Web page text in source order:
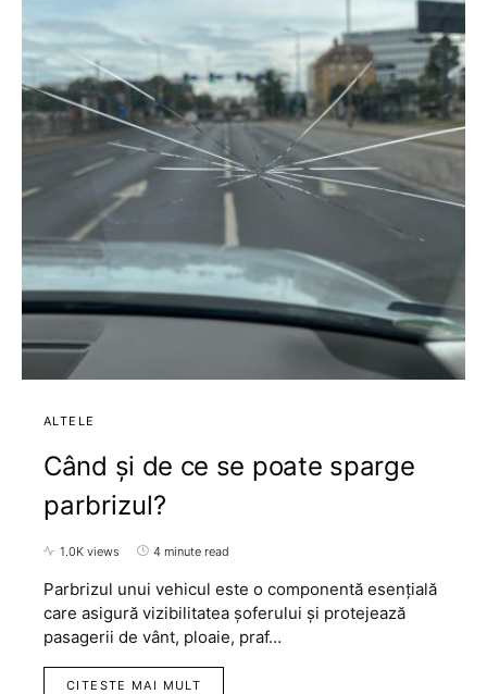
ALTELE
Când și de ce se poate sparge
parbrizul?
1.0K views 4 minute read
Parbrizul unui vehicul este o componentă esențială
care asigură vizibilitatea șoferului și protejează
pasagerii de vânt, ploaie, praf…
CITESTE MAI MULT